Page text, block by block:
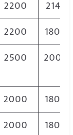
2200
2149
2200
1800
2500 2000
2000
1800
2000 1800